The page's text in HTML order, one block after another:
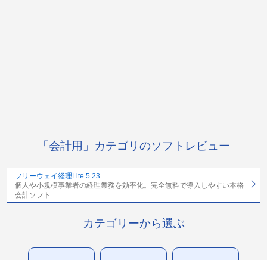
「会計用」カテゴリのソフトレビュー
フリーウェイ経理Lite 5.23
個人や小規模事業者の経理業務を効率化。完全無料で導入しやすい本格
会計ソフト
カテゴリーから選ぶ